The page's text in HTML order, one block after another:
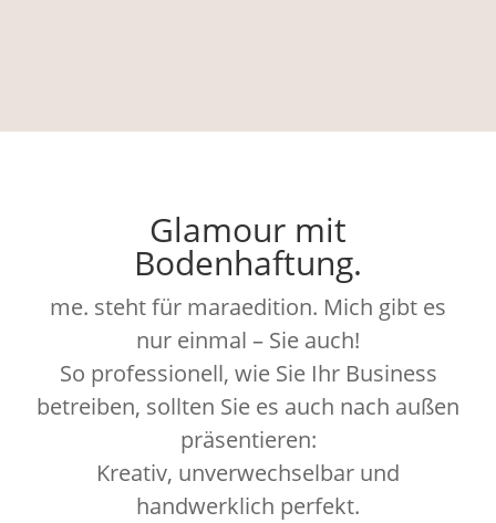
Glamour mit
Bodenhaftung.
me. steht für maraedition. Mich gibt es
nur einmal – Sie auch!
So professionell, wie Sie Ihr Business
betreiben, sollten Sie es auch nach außen
präsentieren:
Kreativ, unverwechselbar und
handwerklich perfekt.